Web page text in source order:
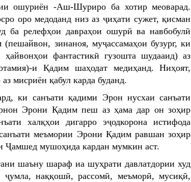
ошуриён -Аш-Шуриро ба хотир меоварад.
оро медоданд низ аз ҷиҳати сужет, қисман
ба релефҳои давраҳои ошурӣ ва навбобулӣ
зинаноя, муҷассамаҳои бузург, ки
фантастикӣ гузошта шудааид) аз
и Қадим шаҳодат медиҳанд. Ниҳоят,
мисриён қабул карда буданд.
ки санъати қадими Эрон нусхаи санъати
Эрони Қадим пеш аз ҳама дар он зоҳир
халқҳои дигарро эҷодкорона истифода
меъмории Эрони Қадим равшан зоҳир
Ҷамшед мушоҳида кардан мумкин аст.
шаъну шараф иа шуҳрати давлатдории худ
наққошӣ, рассомӣ, меъморӣ, мусиқӣ,